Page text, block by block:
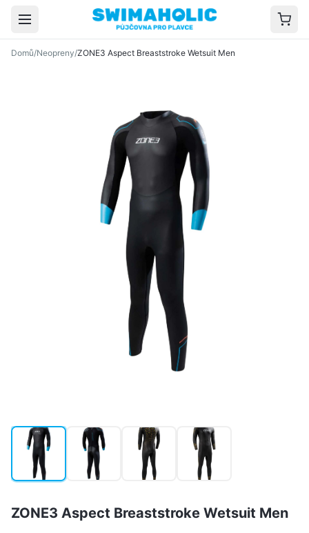
Přeskočit na hlavní obsah
Domů/Neopreny/ZONE3 Aspect Breaststroke Wetsuit Men
ZONE3 Aspect Breaststroke Wetsuit Men